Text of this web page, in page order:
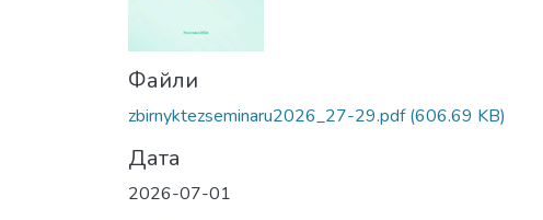
Файли
zbirnyktezseminaru2026_27-29.pdf(606.69 KB)
Дата
2026-07-01